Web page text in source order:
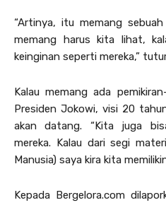
“Artinya, itu memang
memang harus kita lihat,
keinginan seperti mereka,”
Kalau memang ada
Presiden Jokowi, visi 20
akan datang. “Kita juga
mereka. Kalau dari segi
Manusia) saya kira kita
Kepada Bergelora.com